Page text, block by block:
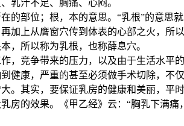
乳汁不足、胸痛、心闷。
的部位；根，本的意思。“乳根”的意思
加上从膺窗穴传到体表的心部之火，所
，所以称为乳根，也称薛息穴。
，竞争带来的压力，以及由于生活水平
健康，严重的甚至必须做手术切除，不
。其实，要保证乳房的健康和美丽，
房的效果。《甲乙经》云：“胸乳下满痛